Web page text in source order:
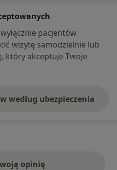
pacjentów
wizytę samodzielnie lub
który akceptuje Twoje
według ubezpieczenia
opinię